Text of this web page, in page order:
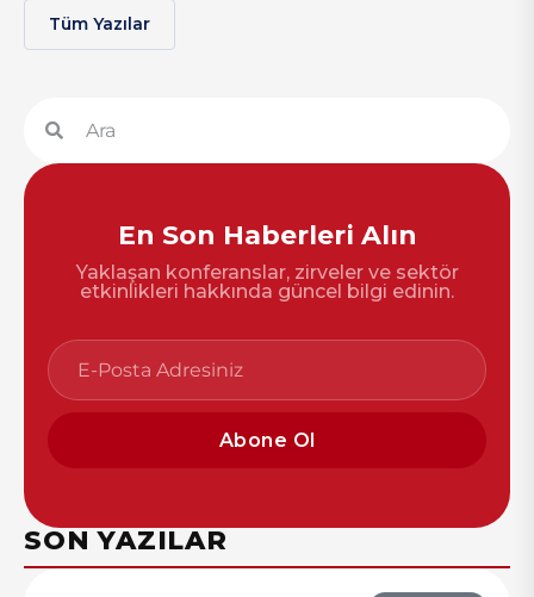
Tüm Yazılar
En Son Haberleri Alın
Yaklaşan konferanslar, zirveler ve sektör
etkinlikleri hakkında güncel bilgi edinin.
Abone Ol
SON YAZILAR